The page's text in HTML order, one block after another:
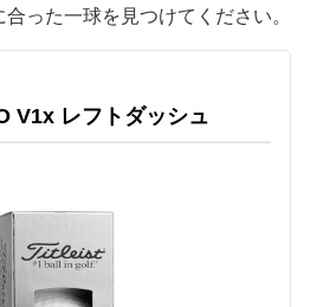
った一球を見つけてください。
V1x レフトダッシュ